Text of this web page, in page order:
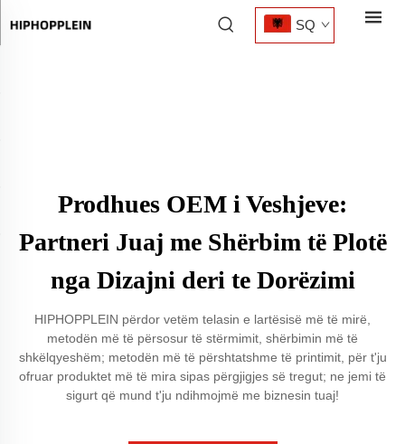
SQ
Prodhues OEM i Veshjeve:
Partneri Juaj me Shërbim të Plotë
nga Dizajni deri te Dorëzimi
HIPHOPPLEIN përdor vetëm telasin e lartësisë më të mirë,
metodën më të përsosur të stërmimit, shërbimin më të
shkëlqyeshëm; metodën më të përshtatshme të printimit, për t'ju
ofruar produktet më të mira sipas përgjigjes së tregut; ne jemi të
sigurt që mund t'ju ndihmojmë me biznesin tuaj!